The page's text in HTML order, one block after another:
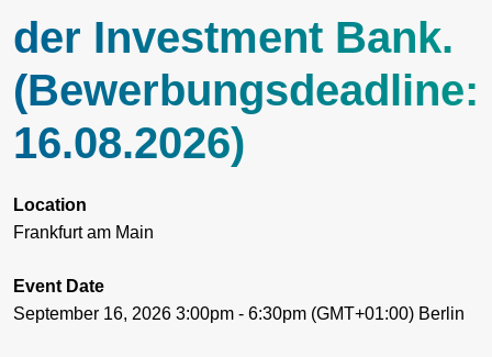
der Investment Bank.
(Bewerbungsdeadline:
16.08.2026)
Location
Frankfurt am Main
Event Date
September 16, 2026 3:00pm - 6:30pm (GMT+01:00) Berlin